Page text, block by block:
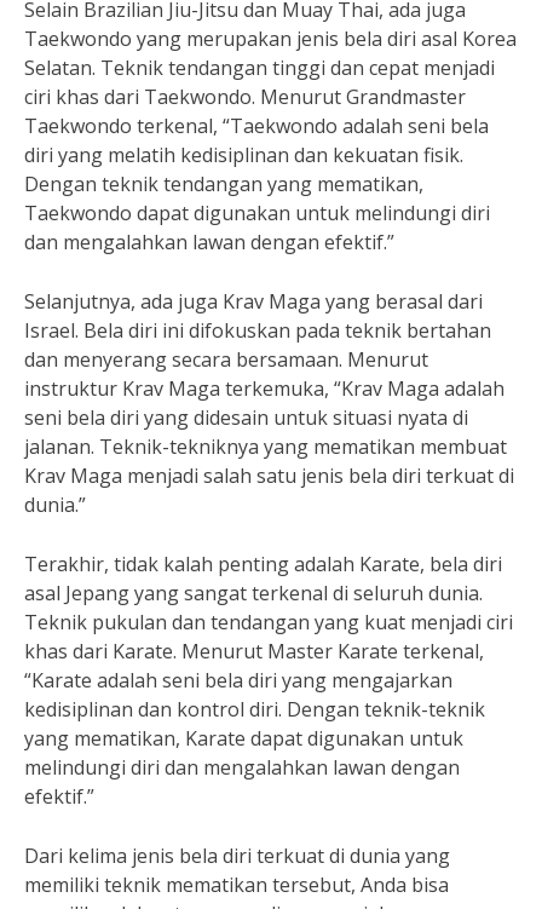
Selain Brazilian Jiu-Jitsu dan Muay Thai, ada juga
Taekwondo yang merupakan jenis bela diri asal Korea
Selatan. Teknik tendangan tinggi dan cepat menjadi
ciri khas dari Taekwondo. Menurut Grandmaster
Taekwondo terkenal, “Taekwondo adalah seni bela
diri yang melatih kedisiplinan dan kekuatan fisik.
Dengan teknik tendangan yang mematikan,
Taekwondo dapat digunakan untuk melindungi diri
dan mengalahkan lawan dengan efektif.”
Selanjutnya, ada juga Krav Maga yang berasal dari
Israel. Bela diri ini difokuskan pada teknik bertahan
dan menyerang secara bersamaan. Menurut
instruktur Krav Maga terkemuka, “Krav Maga adalah
seni bela diri yang didesain untuk situasi nyata di
jalanan. Teknik-tekniknya yang mematikan membuat
Krav Maga menjadi salah satu jenis bela diri terkuat di
dunia.”
Terakhir, tidak kalah penting adalah Karate, bela diri
asal Jepang yang sangat terkenal di seluruh dunia.
Teknik pukulan dan tendangan yang kuat menjadi ciri
khas dari Karate. Menurut Master Karate terkenal,
“Karate adalah seni bela diri yang mengajarkan
kedisiplinan dan kontrol diri. Dengan teknik-teknik
yang mematikan, Karate dapat digunakan untuk
melindungi diri dan mengalahkan lawan dengan
efektif.”
Dari kelima jenis bela diri terkuat di dunia yang
memiliki teknik mematikan tersebut, Anda bisa